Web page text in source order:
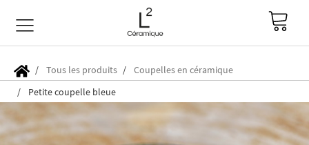
Tous les produits
Coupelles en céramique
Petite coupelle bleue